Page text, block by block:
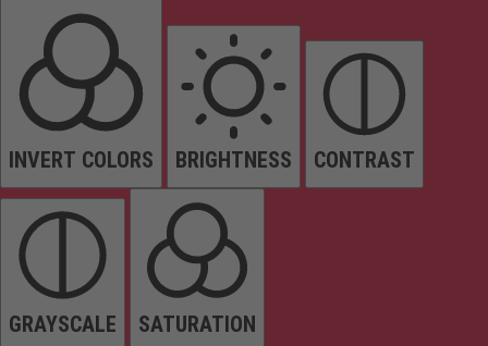
INVERT COLORS BRIGHTNESS CONTRAST
GRAYSCALE SATURATION